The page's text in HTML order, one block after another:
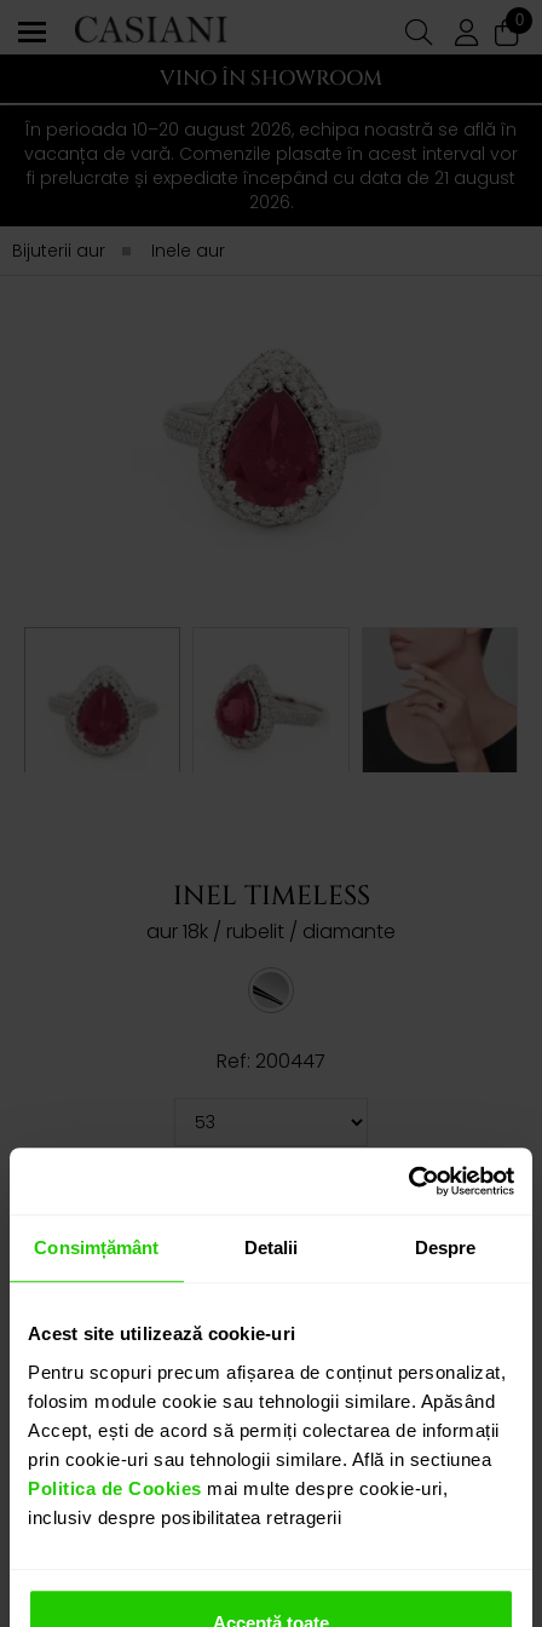
Consimțământ Detalii Despre
Acest site utilizează cookie-uri
Pentru scopuri precum afișarea de conținut personalizat,
folosim module cookie sau tehnologii similare. Apăsând
Accept, ești de acord să permiți colectarea de informații
prin cookie-uri sau tehnologii similare. Află in sectiunea
Politica de Cookies mai multe despre cookie-uri,
inclusiv despre posibilitatea retragerii
Acceptă toate
0
VINO ÎN SHOWROOM
În perioada 10–20 august 2026, echipa noastră se află în
vacanța de vară. Comenzile plasate în acest interval vor
fi prelucrate și expediate începând cu data de 21 august
2026.
Bijuterii aur
Inele aur
INEL TIMELESS
aur 18k / rubelit / diamante
Ref: 200447
Cauți o altă mărime? CLICK AICI!
detalii suplimentare
ADAUGĂ ÎN COȘ
PROGRAMEAZĂ O ÎNTÂLNIRE